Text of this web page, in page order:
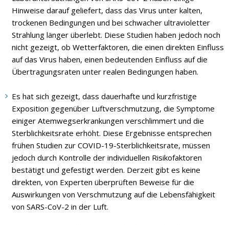
Hinweise darauf geliefert, dass das Virus unter kalten,
trockenen Bedingungen und bei schwacher ultravioletter
Strahlung länger überlebt. Diese Studien haben jedoch noch
nicht gezeigt, ob Wetterfaktoren, die einen direkten Einfluss
auf das Virus haben, einen bedeutenden Einfluss auf die
Übertragungsraten unter realen Bedingungen haben.
Es hat sich gezeigt, dass dauerhafte und kurzfristige
Exposition gegenüber Luftverschmutzung, die Symptome
einiger Atemwegserkrankungen verschlimmert und die
Sterblichkeitsrate erhöht. Diese Ergebnisse entsprechen
frühen Studien zur COVID-19-Sterblichkeitsrate, müssen
jedoch durch Kontrolle der individuellen Risikofaktoren
bestätigt und gefestigt werden. Derzeit gibt es keine
direkten, von Experten überprüften Beweise für die
Auswirkungen von Verschmutzung auf die Lebensfähigkeit
von SARS-CoV-2 in der Luft.